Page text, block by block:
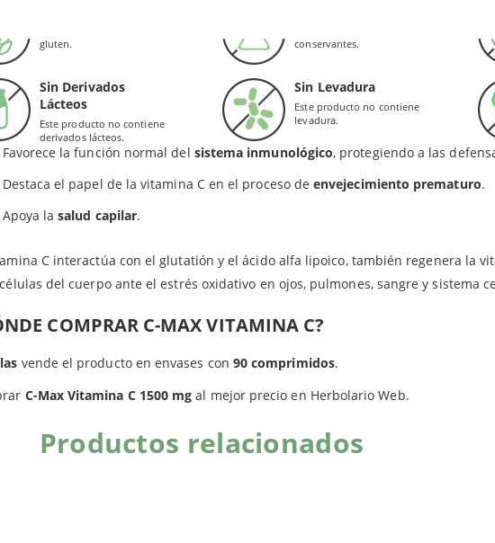
C apoya la síntesis de colágeno
, lo que beneficia la función y el
sanguíneos, tendones, cartílagos y huesos). Además, C-Max de Douglas es
Se trata de unantioxidante
potente, soluble en agua.
Favorece la función normal del sistema inmunológico, protegiendo a las
Destaca el papel de la vitamina C en el proceso deenvejecimiento prematuro.
Apoya lasalud capilar.
C interactúa con el glutatión y el ácido alfa lipoico, también regenera la
del cuerpo ante el estrés oxidativo en ojos, pulmones, sangre y sistema
COMPRAR C-MAX VITAMINA C?
vende el producto en envases con 90 comprimidos.
C-Max Vitamina C 1500 mg al mejor precio en Herbolario Web.
en los comprimidos con Vitamina C de Douglas: Agentes de carga (celulosa microcristalina,
dióxido de silicio) y agentes de recubrimiento (glicerina, hidroxipropilmetilcelulosa).
Valor de Referencia de Nutrientes.
gluten.
conservantes.
Sin Derivados
Lácteos
Este producto no contiene
derivados lácteos.
Sin Levadura
Este producto no contiene
levadura.
Productos relacionados